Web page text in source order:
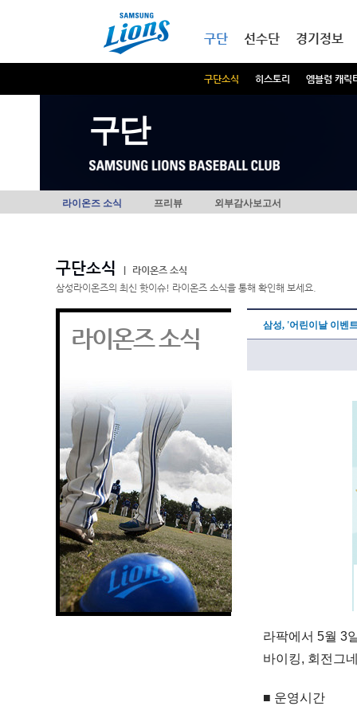
구단
구단소식 히스토리 엠블럼 캐릭
선수단 경기정보
구단
라이온즈 소식 프리뷰 외부감사보고서
구단소식
라이온즈 소식
삼성라이온즈의 최신 핫이슈! 라이온즈 소식을 통해 확인해 보세요.
라이온즈 소식 삼성, '어린이날 이벤
라팍에서 5월 3
바이킹, 회전그
■ 운영시간